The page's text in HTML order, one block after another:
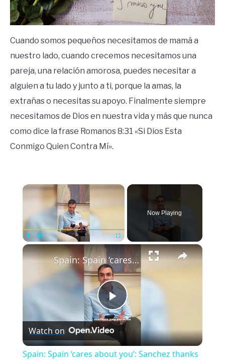
Cuando somos pequeños necesitamos de mamá a
nuestro lado, cuando crecemos necesitamos una
pareja, una relación amorosa, puedes necesitar a
alguien a tu lado y junto a ti, porque la amas, la
extrañas o necesitas su apoyo. Finalmente siempre
necesitamos de Dios en nuestra vida y más que nunca
como dice la frase Romanos 8:31 «Si Dios Esta
Conmigo Quien Contra Mí».
×
Now Playing
×
Play
Video
Spain: Spain ‘cares about you’: Sanchez thanks Palestinian girl for painting mural of him in Gaza.
Watch on
Spain: Spain ‘cares about you’: Sanchez thanks